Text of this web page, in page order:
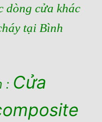
dòng cửa khác
tại Bình
: Cửa